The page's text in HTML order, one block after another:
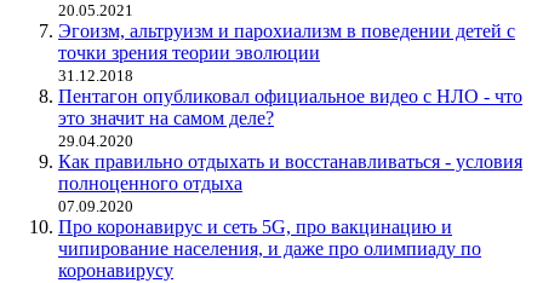
20.05.2021
Эгоизм, альтруизм и парохиализм в поведении детей с
точки зрения теории эволюции
31.12.2018
Пентагон опубликовал официальное видео с НЛО - что
это значит на самом деле?
29.04.2020
Как правильно отдыхать и восстанавливаться - условия
полноценного отдыха
07.09.2020
Про коронавирус и сеть 5G, про вакцинацию и
чипирование населения, и даже про олимпиаду по
коронавирусу